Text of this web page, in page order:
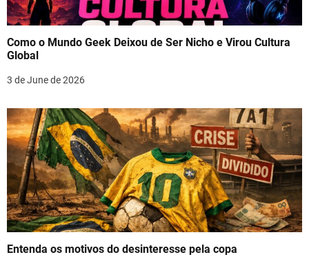
Como o Mundo Geek Deixou de Ser Nicho e Virou Cultura
Global
3 de June de 2026
Entenda os motivos do desinteresse pela copa